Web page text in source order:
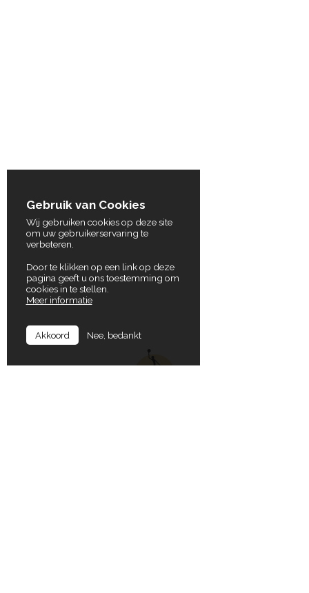
Gebruik van Cookies
Wij gebruiken cookies op deze site
om uw gebruikerservaring te
verbeteren.
Door te klikken op een link op deze
pagina geeft u ons toestemming om
cookies in te stellen.
Meer informatie
Akkoord Nee, bedankt